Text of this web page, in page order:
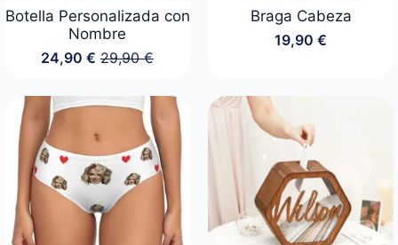
Botella Personalizada con
Nombre
29,90€
El
original
29,90 €.
24,90€ El
24,90 €.
Braga Cabeza
19,90 €